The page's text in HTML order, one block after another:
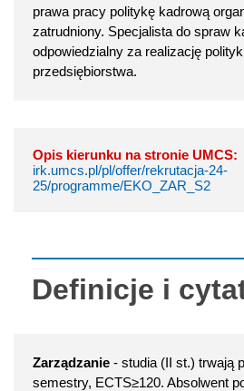
prawa pracy politykę kadrową
zatrudniony. Specjalista do spraw
odpowiedzialny za realizację
przedsiębiorstwa.
Opis kierunku na stronie UMCS:
irk.umcs.pl/pl/offer/rekrutacja-24-
25/programme/EKO_ZAR_S2
Definicje i
Zarządzanie - studia (II st.) trwają
semestry, ECTS≥120. Absolwent